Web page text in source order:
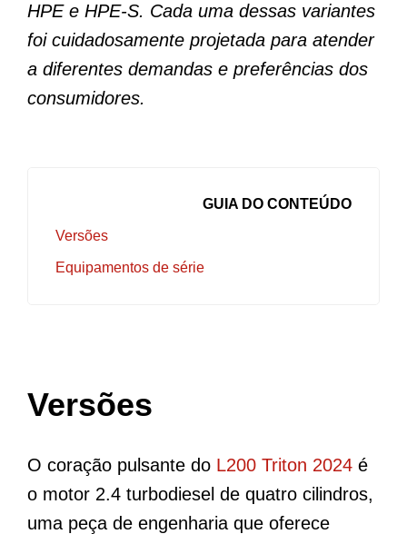
HPE e HPE-S. Cada uma dessas variantes
foi cuidadosamente projetada para atender
a diferentes demandas e preferências dos
consumidores.
GUIA DO CONTEÚDO
Versões
Equipamentos de série
Versões
O coração pulsante do L200 Triton 2024 é
o motor 2.4 turbodiesel de quatro cilindros,
uma peça de engenharia que oferece